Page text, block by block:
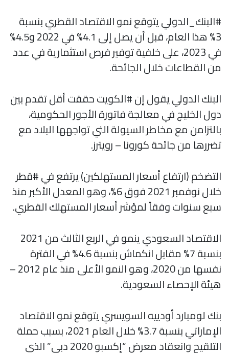
#البنك_الدولي يتوقع نمو الاقتصاد القطري بنسبة
3% هذا العام، قبل أن يصل إلى 4.1% في 2022 و4.5%
في 2023، على خلفية توفير فرص استثمارية في عدد
من القطاعات خلال الجائحة.
البنك الدولي يقول إن #الكويت حققت أقل تقدم بين
دول الخليج في معالجة فاتورة الأجور الحكومية،
بالتزامن مع مخاطر السيولة التي تواجهها البلاد مع
تضررها من جائحة كورونا – رويترز.
التضخم (ارتفاع أسعار المستهلكين) يرتفع في #قطر
خلال نوفمبر 2021 فوق 6%، وهو المعدل الأكبر منذ
سبع سنوات وفقاً لمؤشر أسعار المستهلك القطري.
الاقتصاد السعودي ينمو في الربع الثالث من 2021
بنسبة 7% مقابل انكماش بنسبة 4.6% في الفترة
نفسها من 2020، وهو النمو الأعلى منذ عام 2012 –
هيئة الإحصاء السعودية.
بنك لومبارد أودييه السويسري يتوقع نمو الاقتصاد
الإماراتي بنسبة 3.7% خلال العام 2021، بسبب حملة
التلقيح وانعقاد معرض “إكسبو 2020 دبي” الذي